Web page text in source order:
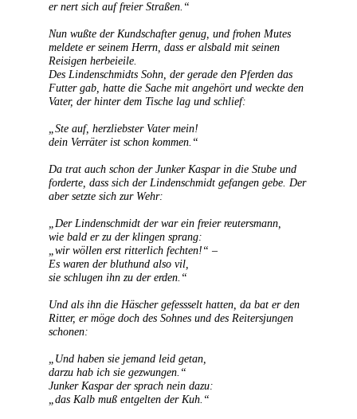
er nert sich auf freier Straßen.“
Nun wußte der Kundschafter genug, und frohen Mutes
meldete er seinem Herrn, dass er alsbald mit seinen
Reisigen herbeieile.
Des Lindenschmidts Sohn, der gerade den Pferden das
Futter gab, hatte die Sache mit angehört und weckte den
Vater, der hinter dem Tische lag und schlief:
„Ste auf, herzliebster Vater mein!
dein Verräter ist schon kommen.“
Da trat auch schon der Junker Kaspar in die Stube und
forderte, dass sich der Lindenschmidt gefangen gebe. Der
aber setzte sich zur Wehr:
„Der Lindenschmidt der war ein freier reutersmann,
wie bald er zu der klingen sprang:
„wir wöllen erst ritterlich fechten!“ –
Es waren der bluthund also vil,
sie schlugen ihn zu der erden.“
Und als ihn die Häscher gefessselt hatten, da bat er den
Ritter, er möge doch des Sohnes und des Reitersjungen
schonen:
„Und haben sie jemand leid getan,
darzu hab ich sie gezwungen.“
Junker Kaspar der sprach nein dazu:
„das Kalb muß entgelten der Kuh.“